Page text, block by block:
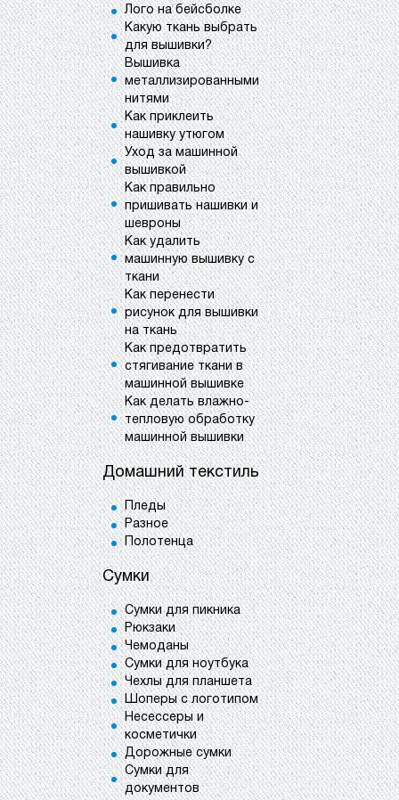
Лого на бейсболке
Какую ткань выбрать
для вышивки?
Вышивка
металлизированными
нитями
Как приклеить
нашивку утюгом
Уход за машинной
вышивкой
Как правильно
пришивать нашивки и
шевроны
Как удалить
машинную вышивку с
ткани
Как перенести
рисунок для вышивки
на ткань
Как предотвратить
стягивание ткани в
машинной вышивке
Как делать влажно-
тепловую обработку
машинной вышивки
Домашний текстиль
Пледы
Разное
Полотенца
Сумки
Сумки для пикника
Рюкзаки
Чемоданы
Сумки для ноутбука
Чехлы для планшета
Шоперы с логотипом
Несессеры и
косметички
Дорожные сумки
Сумки для
документов